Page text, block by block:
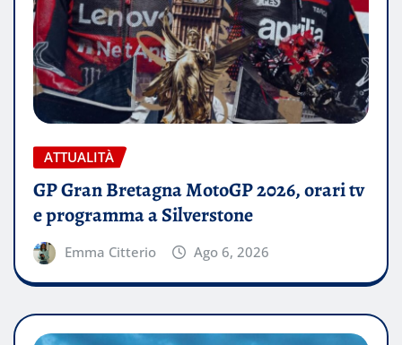
ATTUALITÀ
GP Gran Bretagna MotoGP 2026, orari tv
e programma a Silverstone
Emma Citterio Ago 6, 2026